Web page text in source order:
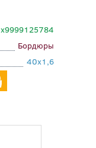
х9999125784
Бордюры
40x1,6